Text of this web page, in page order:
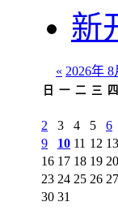
新
« 2026年 8
日 一 二 三 四
2
3 4 5 6
9
10 11 12 13
16 17 18 19 20
23 24 25 26 27
30 31